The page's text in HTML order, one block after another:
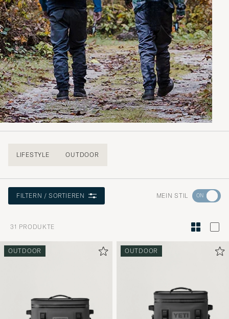
LIFESTYLE OUTDOOR
FILTERN / SORTIEREN MEIN STIL
Wechseln
zur
"Mein
Stil"
zu
31 PRODUKTE
OUTDOOR OUTDOOR